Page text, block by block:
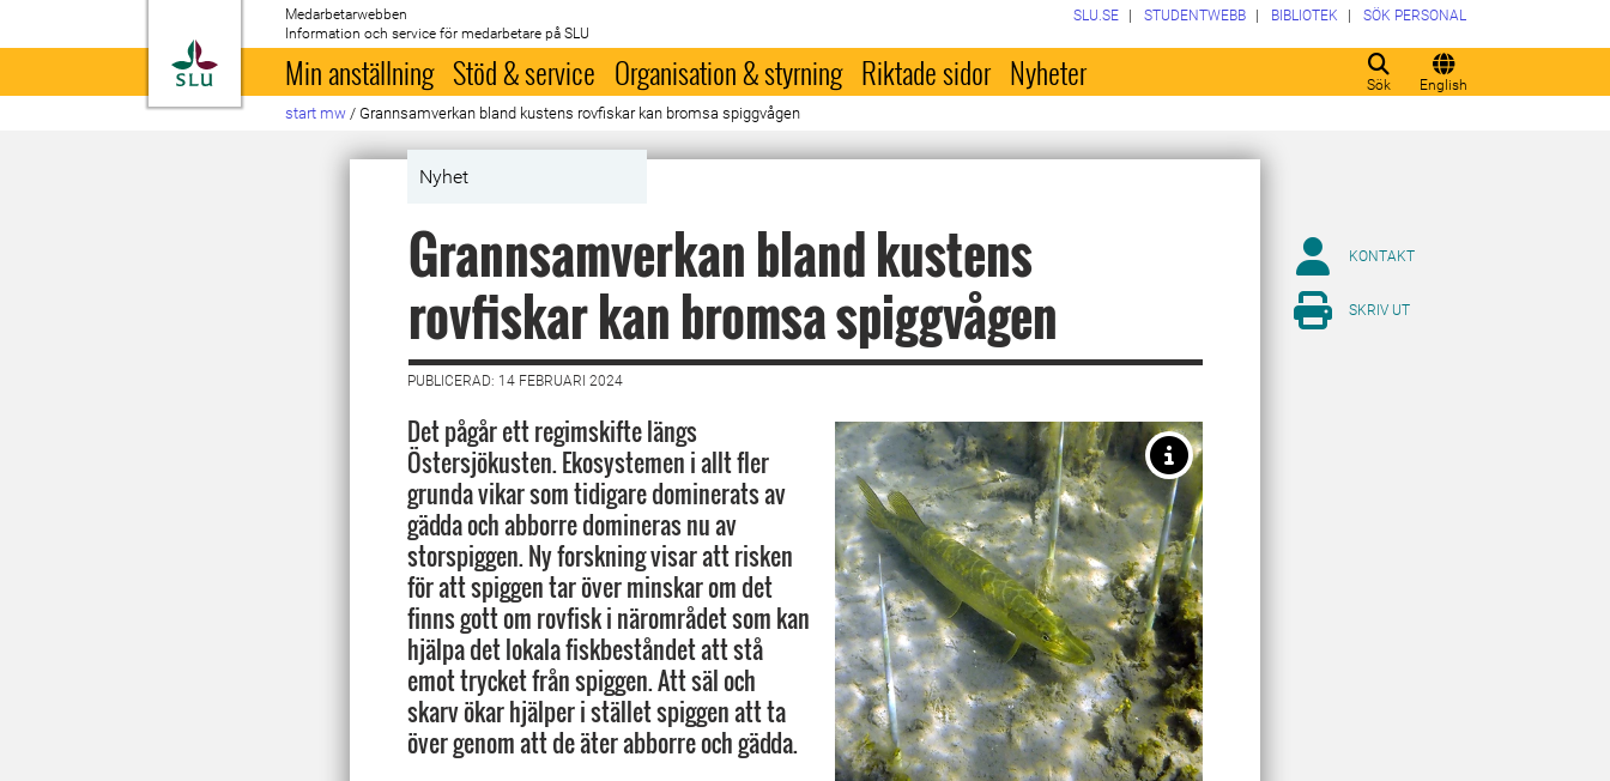
Till startsida
Medarbetarwebben
Information och service för medarbetare på SLU
Sök English
SLU.SE STUDENTWEBB BIBLIOTEK SÖK PERSONAL
Min anställning Stöd & service Organisation & styrning Riktade sidor Nyheter
start mw / Grannsamverkan bland kustens rovfiskar kan bromsa spiggvågen
Nyhet
Grannsamverkan bland kustens
rovfiskar kan bromsa spiggvågen
PUBLICERAD: 14 FEBRUARI 2024
Det pågår ett regimskifte längs
Östersjökusten. Ekosystemen i allt fler
grunda vikar som tidigare dominerats av
gädda och abborre domineras nu av
storspiggen. Ny forskning visar att risken
för att spiggen tar över minskar om det
finns gott om rovfisk i närområdet som kan
hjälpa det lokala fiskbeståndet att stå
emot trycket från spiggen. Att säl och
skarv ökar hjälper i stället spiggen att ta
över genom att de äter abborre och gädda.
KONTAKT
SKRIV UT